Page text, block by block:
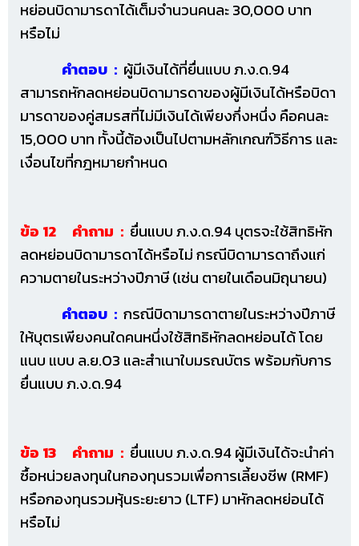
หย่อนบิดามารดาได้เต็มจำนวนคนละ 30,000 บาท
หรือไม่
คำตอบ : ผู้มีเงินได้ที่ยื่นแบบ ภ.ง.ด.94
สามารถหักลดหย่อนบิดามารดาของผู้มีเงินได้หรือบิดา
มารดาของคู่สมรสที่ไม่มีเงินได้เพียงกึ่งหนึ่ง คือคนละ
15,000 บาท ทั้งนี้ต้องเป็นไปตามหลักเกณฑ์วิธีการ และ
เงื่อนไขที่กฎหมายกำหนด
ข้อ 12 คำถาม : ยื่นแบบ ภ.ง.ด.94 บุตรจะใช้สิทธิหัก
ลดหย่อนบิดามารดาได้หรือไม่ กรณีบิดามารดาถึงแก่
ความตายในระหว่างปีภาษี (เช่น ตายในเดือนมิถุนายน)
คำตอบ : กรณีบิดามารดาตายในระหว่างปีภาษี
ให้บุตรเพียงคนใดคนหนึ่งใช้สิทธิหักลดหย่อนได้ โดย
แนบ แบบ ล.ย.03 และสำเนาใบมรณบัตร พร้อมกับการ
ยื่นแบบ ภ.ง.ด.94
ข้อ 13 คำถาม : ยื่นแบบ ภ.ง.ด.94 ผู้มีเงินได้จะนำค่า
ซื้อหน่วยลงทุนในกองทุนรวมเพื่อการเลี้ยงชีพ (RMF)
หรือกองทุนรวมหุ้นระยะยาว (LTF) มาหักลดหย่อนได้
หรือไม่